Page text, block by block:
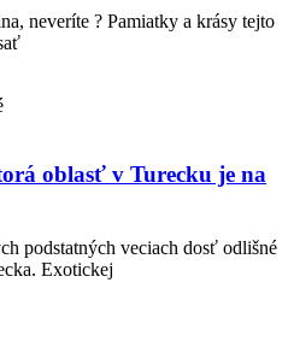
neveríte ? Pamiatky a krásy tejto
oblasť v Turecku je na
podstatných veciach dosť odlišné
Exotickej